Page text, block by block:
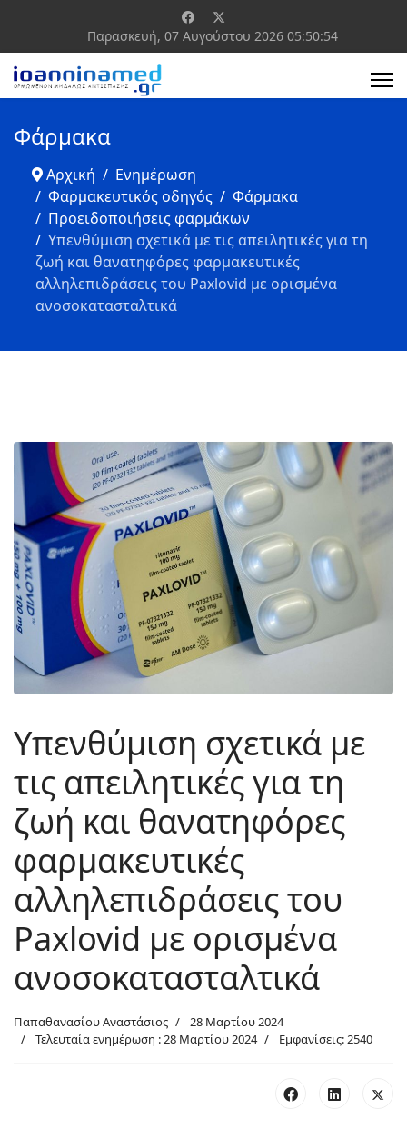
Παρασκευή, 07 Αυγούστου 2026 05:50:55
Φάρμακα
Αρχική
Ενημέρωση
Φαρμακευτικός οδηγός
Φάρμακα
Προειδοποιήσεις φαρμάκων
Yπενθύμιση σχετικά με τις απειλητικές για τη
ζωή και θανατηφόρες φαρμακευτικές
αλληλεπιδράσεις του Paxlovid με ορισμένα
ανοσοκατασταλτικά
Yπενθύμιση σχετικά με
τις απειλητικές για τη
ζωή και θανατηφόρες
φαρμακευτικές
αλληλεπιδράσεις του
Paxlovid με ορισμένα
ανοσοκατασταλτικά
Παπαθανασίου Αναστάσιος
28 Μαρτίου 2024
Τελευταία ενημέρωση : 28 Μαρτίου 2024
Εμφανίσεις: 2540